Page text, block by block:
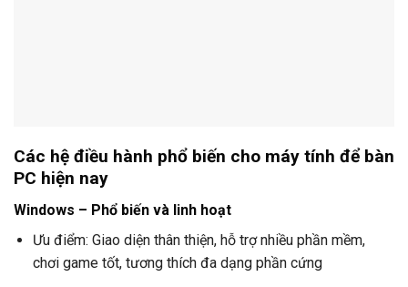
Các hệ điều hành phổ biến cho máy tính để bàn
PC hiện nay
Windows – Phổ biến và linh hoạt
Ưu điểm: Giao diện thân thiện, hỗ trợ nhiều phần mềm,
chơi game tốt, tương thích đa dạng phần cứng